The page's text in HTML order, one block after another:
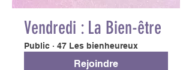
Vendredi : La Bien-être
Public · 47 Les bienheureux
Rejoindre